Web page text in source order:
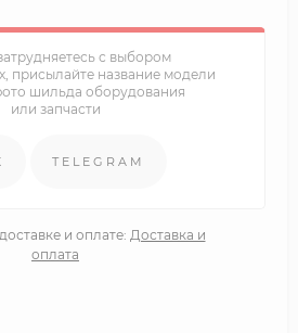
с выбором
присылайте название модели
шильда оборудования
или запчасти
TELEGRAM
и оплате: Доставка и
оплата